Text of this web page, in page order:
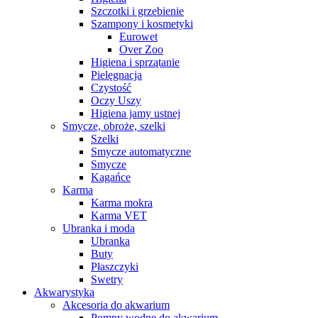
Szczotki i grzebienie
Szampony i kosmetyki
Eurowet
Over Zoo
Higiena i sprzątanie
Pielęgnacja
Czystość
Oczy Uszy
Higiena jamy ustnej
Smycze, obroże, szelki
Szelki
Smycze automatyczne
Smycze
Kagańce
Karma
Karma mokra
Karma VET
Ubranka i moda
Ubranka
Buty
Płaszczyki
Swetry
Akwarystyka
Akcesoria do akwarium